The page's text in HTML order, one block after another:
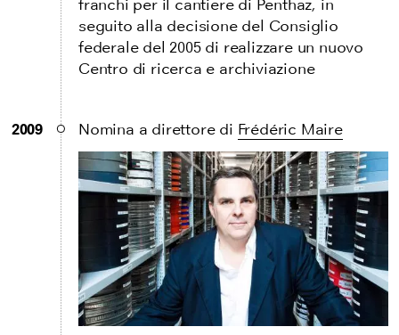
franchi per il cantiere di Penthaz, in
seguito alla decisione del Consiglio
federale del 2005 di realizzare un nuovo
Centro di ricerca e archiviazione
2009 Nomina a direttore di Frédéric Maire